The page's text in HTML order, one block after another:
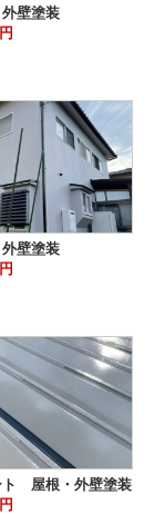
壁塗装
壁塗装
屋根・外壁塗装